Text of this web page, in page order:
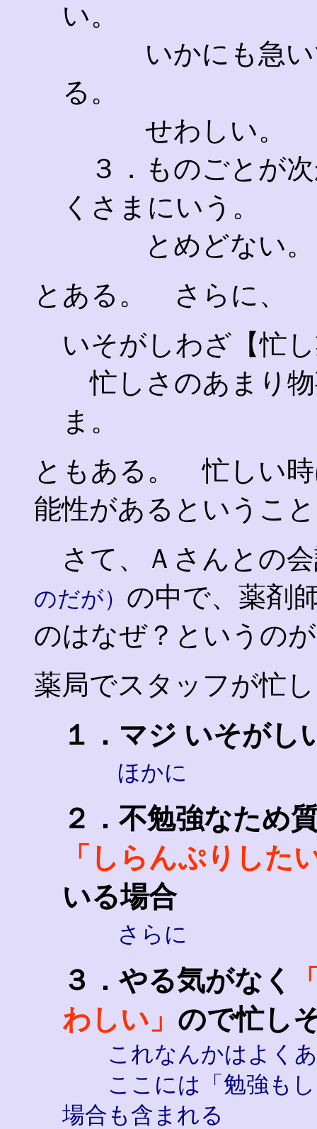
い。
いかにも急いで
る。
せわしい。
３．ものごとが
くさまにいう。
とめどない。
とある。 さらに、
いそがしわざ【忙
忙しさのあまり
ま。
ともある。 忙しい
能性があるというこ
さて、Ａさんとの
のだが） の中で、薬剤
のはなぜ？というの
薬局でスタッフが忙
１．マジ いそがし
ほかに
２．不勉強なため
「しらんぷりした
いる場合
さらに
３．やる気がなく
わしい」 ので忙し
これなんかはよくあ
ここには「勉強もし
場合も含まれる